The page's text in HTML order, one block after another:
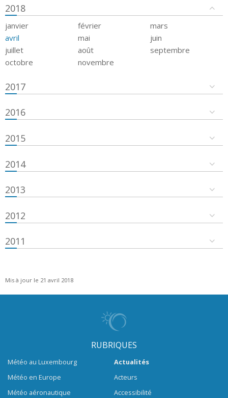
2018
janvier février
mars
avril
mai
juin
juillet
août
septembre
octobre
novembre
2017
2016
2015
2014
2013
2012
2011
Mis à jour le 21 avril 2018
RUBRIQUES
Météo au Luxembourg
Météo en Europe
Météo aéronautique
Actualités
Acteurs
Accessibilité